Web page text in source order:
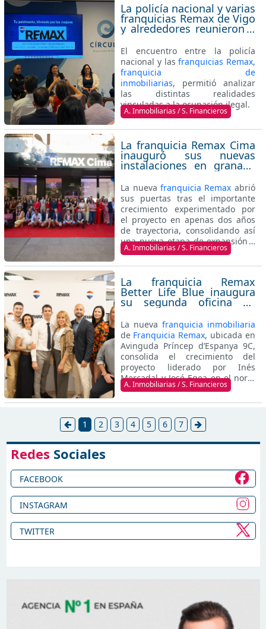
La policía nacional y varias
franquicias Remax de Vigo
y alrededores reunieron a
propietarios y
profesionales
inmobiliarios en una
jornada sobre ocupación
El encuentro entre la policía
nacional y lasfranquicias Remax,
franquicia de
inmobiliarias, permitió analizar
las distintas realidades
vinculadas a la ocupación ilegal.
A. Inmobiliarias / S. Financieros
La franquicia Remax Cima
inauguró sus nuevas
instalaciones en granada
tras consolidar un rápido
crecimiento en apenas
dos años
La nuevafranquicia Remax abrió
sus puertas tras el importante
crecimiento experimentado por
el proyecto en apenas dos años
de trayectoria, consolidando así
una nueva etapa de expansión y
desarrollo dentro del mercado de
A. Inmobiliarias / S. Financieros
La franquicia Remax
Better Life Blue inaugura
su segunda oficina en
Alcudia y refuerza su
apuesta por el mercado
inmobiliario en Mallorca
La nuevafranquicia inmobiliaria
de Franquicia Remax, ubicada en
Avinguda Príncep d’Espanya 9C,
consolida el crecimiento del
proyecto liderado por Inés
Mercadal y José Egea en el norte
de la isla.
A. Inmobiliarias / S. Financieros
1 2 3 4 5 6 7
Redes Sociales
FACEBOOK
INSTAGRAM
TWITTER